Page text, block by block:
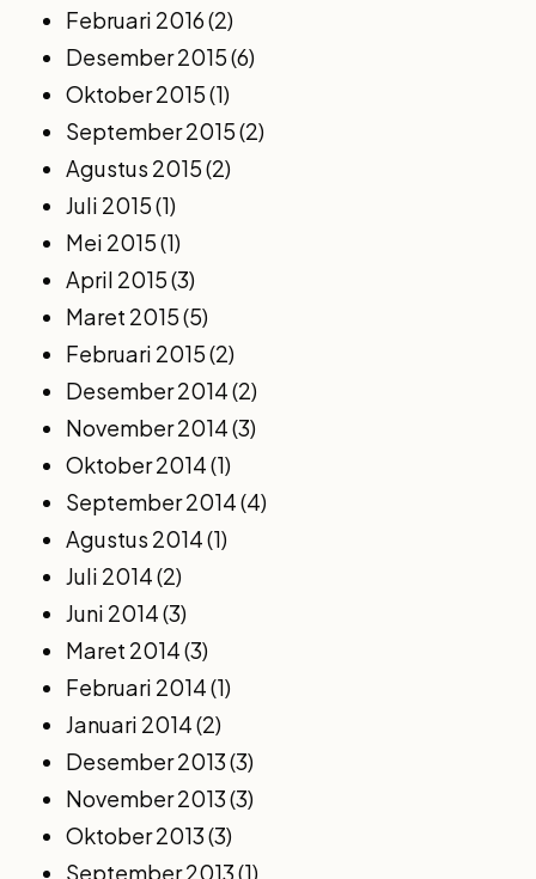
Februari 2016(2)
Desember 2015(6)
Oktober 2015(1)
September 2015(2)
Agustus 2015(2)
Juli 2015(1)
Mei 2015(1)
April 2015(3)
Maret 2015(5)
Februari 2015(2)
Desember 2014(2)
November 2014(3)
Oktober 2014(1)
September 2014(4)
Agustus 2014(1)
Juli 2014(2)
Juni 2014(3)
Maret 2014(3)
Februari 2014(1)
Januari 2014(2)
Desember 2013(3)
November 2013(3)
Oktober 2013(3)
September 2013(1)